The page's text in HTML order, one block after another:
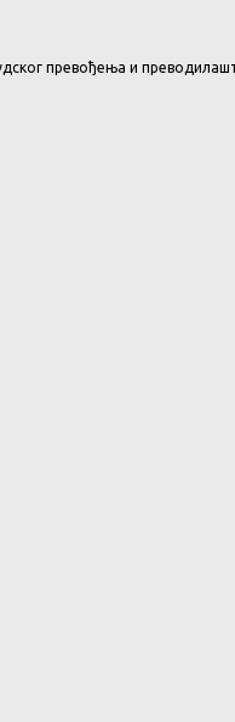
превођења и